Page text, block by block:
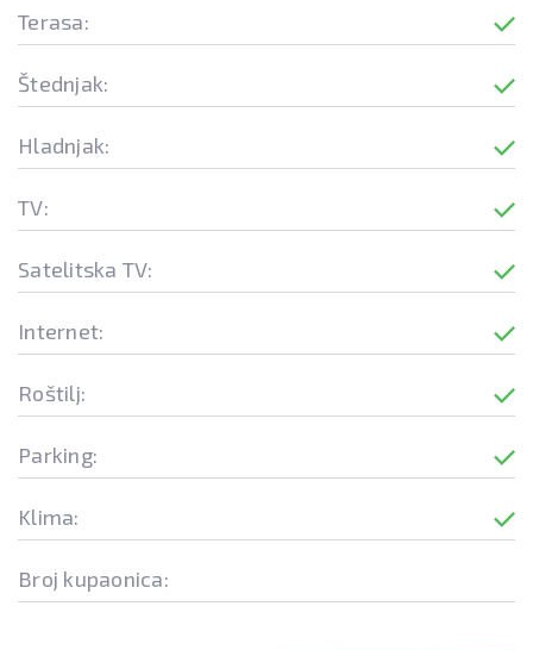
Terasa:
Štednjak:
Hladnjak:
TV:
Satelitska TV:
Internet:
Roštilj:
Parking:
Klima:
Broj kupaonica: